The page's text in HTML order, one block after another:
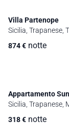
Villa Partenope
Sicilia, Trapanese,
874€ notte
Appartamento
Sicilia, Trapanese,
318€ notte